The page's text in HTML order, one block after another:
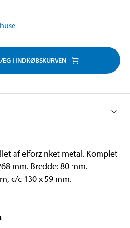
I INDKØBSKURVEN
af elforzinket metal. Komplet
mm. Bredde: 80 mm.
c/c 130 x 59 mm.